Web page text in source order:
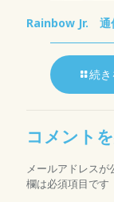
Rainbow Jr. 通
続
コメント
メールアドレスが
欄は必須項目です